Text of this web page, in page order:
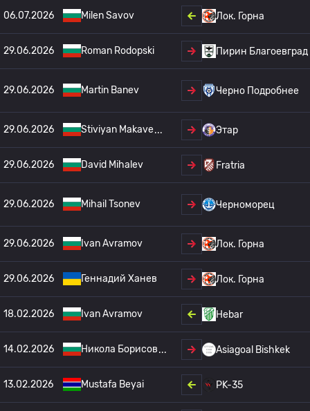
06.07.2026 Milen Savov Лок. Горна
29.06.2026 Roman Rodopski Пирин Благоевград
29.06.2026 Martin Banev Черно Подробнее
29.06.2026 Stiviyan Makave Этар
29.06.2026 David Mihalev Fratria
29.06.2026 Mihail Tsonev Черноморец
29.06.2026 Ivan Avramov Лок. Горна
29.06.2026 Геннадий Ханев Лок. Горна
18.02.2026 Ivan Avramov Hebar
14.02.2026 Никола Борисов Asiagoal Bishkek
13.02.2026 Mustafa Beyai PK-35